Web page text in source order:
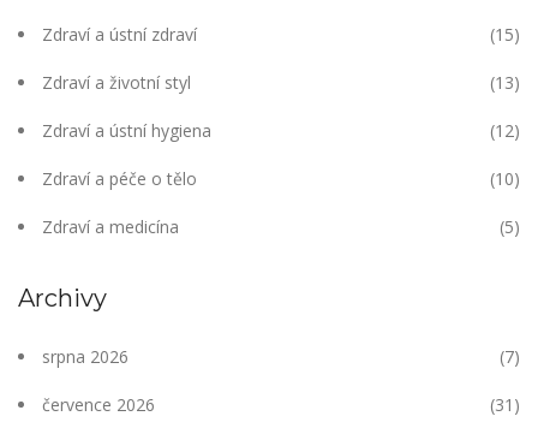
Zdraví a ústní zdraví (15)
Zdraví a životní styl (13)
Zdraví a ústní hygiena (12)
Zdraví a péče o tělo (10)
Zdraví a medicína (5)
Archivy
srpna 2026 (7)
července 2026 (31)